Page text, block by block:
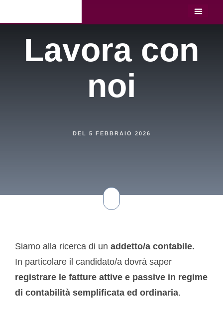
Lavora con
noi
DEL 5 FEBBRAIO 2026
Siamo alla ricerca di un addetto/a contabile.
In particolare il candidato/a dovrà saper
registrare le fatture attive e passive in regime
di contabilità semplificata ed ordinaria.